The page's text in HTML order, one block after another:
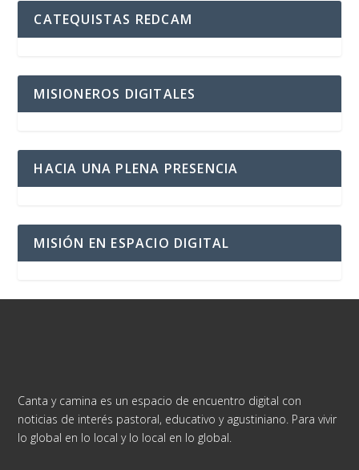
CATEQUISTAS REDCAM
MISIONEROS DIGITALES
HACIA UNA PLENA PRESENCIA
MISIÓN EN ESPACIO DIGITAL
Canta y camina es un espacio de encuentro digital con
noticias de interés pastoral, educativo y agustiniano. Para vivir
lo global en lo local y lo local en lo global.